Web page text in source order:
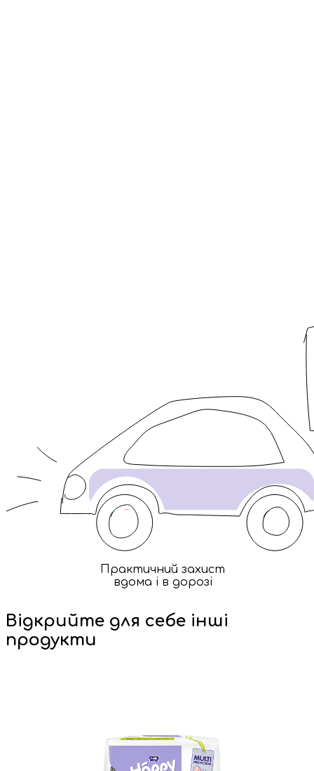
Практичний захист
вдома і в дорозі
Відкрийте для себе інші
продукти